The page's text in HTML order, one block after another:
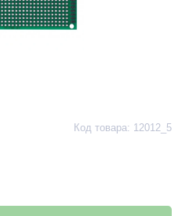
Код товара: 12012_5